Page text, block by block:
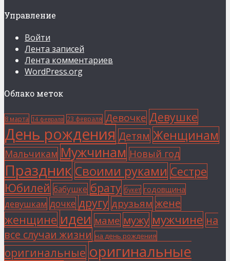
Управление
Войти
Лента записей
Лента комментариев
WordPress.org
Облако меток
8 марта 14 февраля 23 февраля Девочке Девушке
День рождения Детям Женщинам
Мальчикам Мужчинам Новый год
Праздник Своими руками Сестре
Юбилей бабушке брату букет годовщина
девушкам дочке другу друзьям жене
женщине идеи маме мужу мужчине на
все случаи жизни на день рождения
оригинальные оригинальные